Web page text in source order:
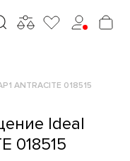
ANTRACITE 018515
Ideal
018515